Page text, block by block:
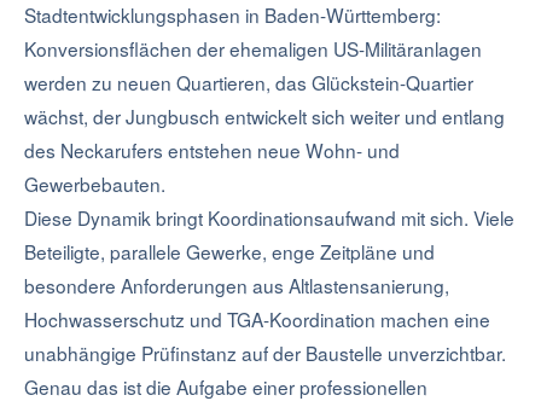
Stadtentwicklungsphasen in Baden-Württemberg:
Konversionsflächen der ehemaligen US-Militäranlagen
werden zu neuen Quartieren, das Glückstein-Quartier
wächst, der Jungbusch entwickelt sich weiter und entlang
des Neckarufers entstehen neue Wohn- und
Gewerbebauten.
Diese Dynamik bringt Koordinationsaufwand mit sich. Viele
Beteiligte, parallele Gewerke, enge Zeitpläne und
besondere Anforderungen aus Altlastensanierung,
Hochwasserschutz und TGA-Koordination machen eine
unabhängige Prüfinstanz auf der Baustelle unverzichtbar.
Genau das ist die Aufgabe einer professionellen